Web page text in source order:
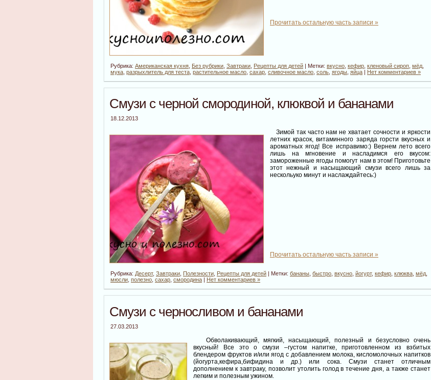
Прочитать остальную часть записи »
Рубрика: Американская кухня Без рубрики Завтраки Рецепты для детей | Метки: вкусно кефир кленовый сироп мёд
мука разрыхлитель для теста растительное масло сахар сливочное масло соль ягоды яйца | Нет комментариев »
Смузи с черной смородиной, клюквой и бананами
18.12.2013
Зимой так часто нам не хватает сочности и яркости
летних красок, витаминного заряда горсти вкусных и
ароматных ягод! Все исправимо:) Вернем лето всего
лишь на мгновение и насладимся его вкусом:
замороженные ягоды помогут нам в этом! Приготовьте
этот нежный и насыщающий смузи всего лишь за
нескольуко минут и наслаждайтесь:)
Прочитать остальную часть записи »
Рубрика: Десерт, Завтраки Полезности Рецепты для детей | Метки: бананы быстро вкусно йогурт, кефир клюква мёд
мюсли полезно сахар смородина Нет комментариев »
Смузи с черносливом и бананами
27.03.2013
Обволакивающий, мягкий, насыщающий, полезный и безусловно очень
вкусный! Все это о смузи –густом напитке, приготовленном из взбитых
блендером фруктов и/или ягод с добавлением молока, кисломолочных напитков
(йогурта,кефира,бифидина и др.) или сока. Смузи станет отличным
дополнением к завтраку, позволит утолить голод в течение дня, а также станет
легким и полезным ужином.